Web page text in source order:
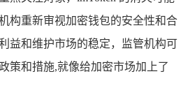
构重新审视加密钱包的安全性和合
益和维护市场的稳定，监管机构可
策和措施,就像给加密市场加上了